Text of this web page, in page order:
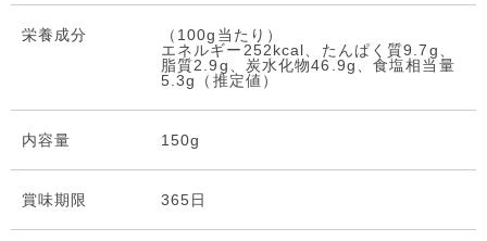
栄養成分
（100g当たり）
エネルギー252kcal、たんぱく質9.7g、
脂質2.9g、炭水化物46.9g、食塩相当量
5.3g（推定値）
内容量 150g
賞味期限 365日